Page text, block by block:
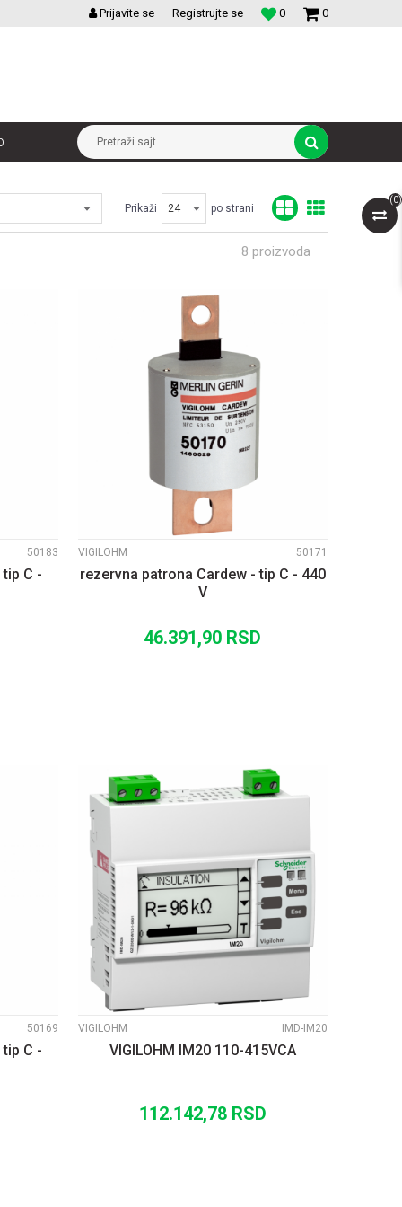
VELIKI IZBOR MODULARNIH PREKIDACA I UTICNICA 0
0
Prijavite se Registrujte se
Pretraži sajt
(0)
Prikaži po strani
8 proizvoda
50183
C -
UPOREDI
VIGILOHM 50171
rezervna patrona Cardew - tip C - 440
V
46.391,90 RSD
50169
C -
UPOREDI
VIGILOHM IMD-IM20
VIGILOHM IM20 110-415VCA
112.142,78 RSD